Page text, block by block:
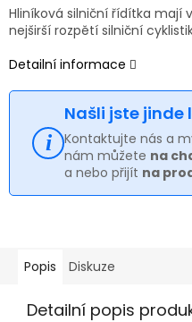
Hliníková silniční řídítka mají
nejširší rozpětí silniční
Detailní informace
Našli jste jinde
Kontaktujte nás a
nám můžete na
a nebo přijít na
Popis Diskuze
Detailní popis